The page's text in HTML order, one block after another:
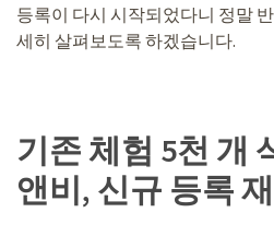
등록이 다시 시작되었다니 정말
세히 살펴보도록 하겠습니다.
기존 체험 5천 개
앤비, 신규 등록